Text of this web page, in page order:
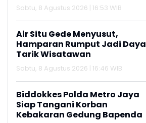
Sabtu, 8 Agustus 2026 | 16:53 WIB
Air Situ Gede Menyusut,
Hamparan Rumput Jadi Daya
Tarik Wisatawan
Sabtu, 8 Agustus 2026 | 16:46 WIB
Biddokkes Polda Metro Jaya
Siap Tangani Korban
Kebakaran Gedung Bapenda